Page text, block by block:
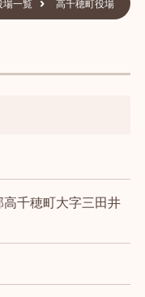
場一覧 高千穂町役場
千穂町大字三田井